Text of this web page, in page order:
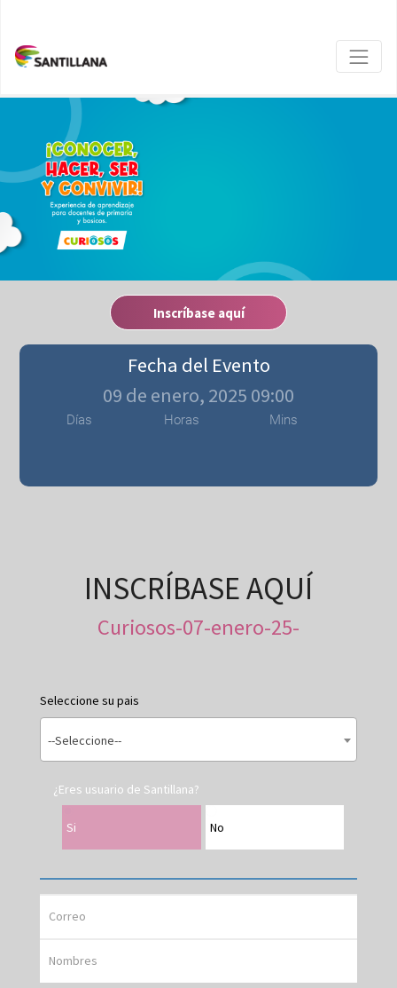
Inscríbase aquí
Fecha del Evento
09 de enero, 2025 09:00
Días Horas Mins
INSCRÍBASE AQUÍ
Curiosos-07-enero-25-
Seleccione su pais
--Seleccione--
¿Eres usuario de Santillana?
Si No